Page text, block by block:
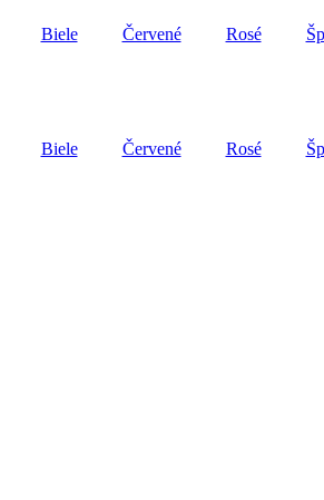
Biele Červené Rosé
Biele Červené Rosé